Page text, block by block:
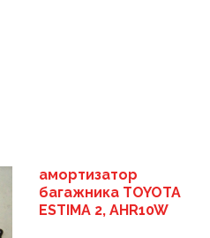
амортизатор
багажника TOYOTA
ESTIMA 2, AHR10W